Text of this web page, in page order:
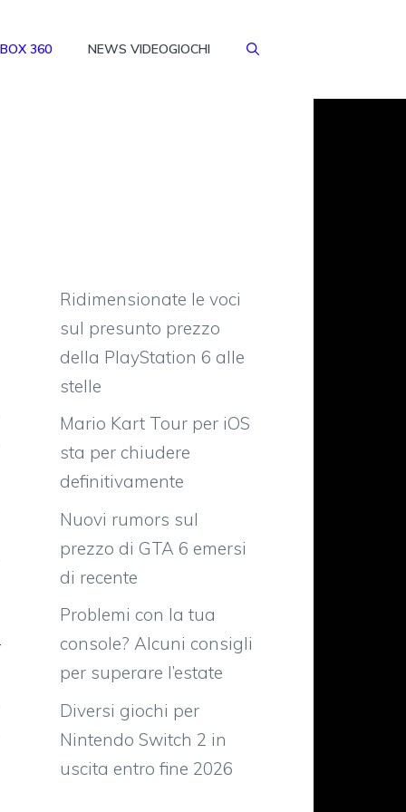
360 NEWS VIDEOGIOCHI
Ridimensionate le voci
sul presunto prezzo
della PlayStation 6 alle
stelle
Mario Kart Tour per iOS
sta per chiudere
definitivamente
Nuovi rumors sul
prezzo di GTA 6 emersi
di recente
Problemi con la tua
console? Alcuni consigli
per superare l’estate
Diversi giochi per
Nintendo Switch 2 in
uscita entro fine 2026